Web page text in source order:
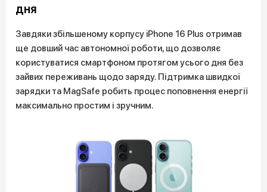
дня
Завдяки збільшеному корпусу iPhone 16 Plus отримав
ще довший час автономної роботи, що дозволяє
користуватися смартфоном протягом усього дня без
зайвих переживань щодо заряду. Підтримка швидкої
зарядки та MagSafe робить процес поповнення енергії
максимально простим і зручним.